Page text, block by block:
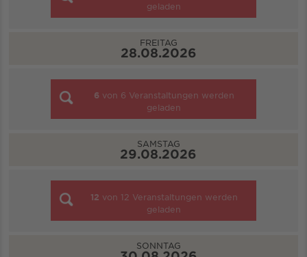
geladen
FREITAG
28.08.2026
6 von 6 Veranstaltungen werden
geladen
SAMSTAG
29.08.2026
12 von 12 Veranstaltungen werden
geladen
SONNTAG